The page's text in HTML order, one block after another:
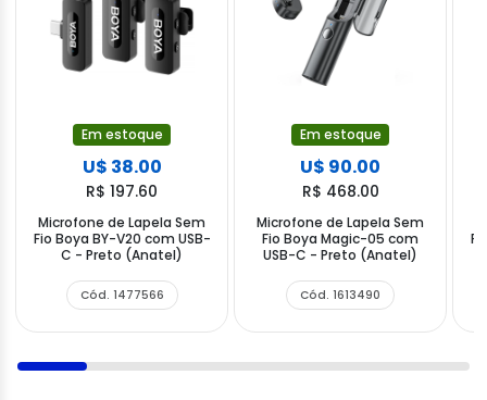
Em estoque
U$ 38.00
R$ 197.60
Microfone de Lapela Sem
Fio Boya BY-V20 com USB-
C - Preto (Anatel)
Cód. 1477566
Em estoque
U$ 90.00
R$ 468.00
Microfone de Lapela Sem
Fio Boya Magic-05 com
USB-C - Preto (Anatel)
Cód. 1613490